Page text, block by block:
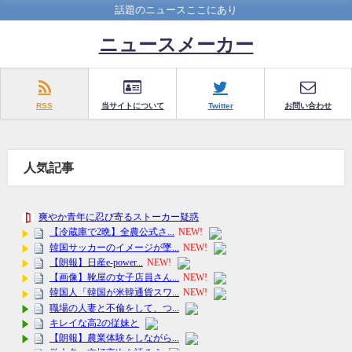
話題のニュースここにあり
ニュースメーカー
RSS 当サイトについて Twitter お問い合わせ
人気記事